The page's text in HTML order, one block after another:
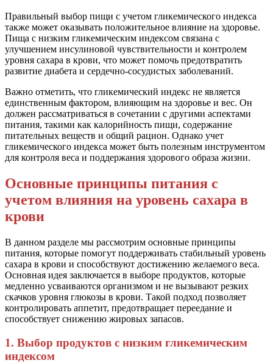
Правильный выбор пищи с учетом гликемического индекса
также может оказывать положительное влияние на здоровье.
Пища с низким гликемическим индексом связана с
улучшением инсулиновой чувствительности и контролем
уровня сахара в крови, что может помочь предотвратить
развитие диабета и сердечно-сосудистых заболеваний.
Важно отметить, что гликемический индекс не является
единственным фактором, влияющим на здоровье и вес. Он
должен рассматриваться в сочетании с другими аспектами
питания, такими как калорийность пищи, содержание
питательных веществ и общий рацион. Однако учет
гликемического индекса может быть полезным инструментом
для контроля веса и поддержания здорового образа жизни.
Основные принципы питания с
учетом влияния на уровень сахара в
крови
В данном разделе мы рассмотрим основные принципы
питания, которые помогут поддерживать стабильный уровень
сахара в крови и способствуют достижению желаемого веса.
Основная идея заключается в выборе продуктов, которые
медленно усваиваются организмом и не вызывают резких
скачков уровня глюкозы в крови. Такой подход позволяет
контролировать аппетит, предотвращает переедание и
способствует снижению жировых запасов.
1. Выбор продуктов с низким гликемическим
индексом